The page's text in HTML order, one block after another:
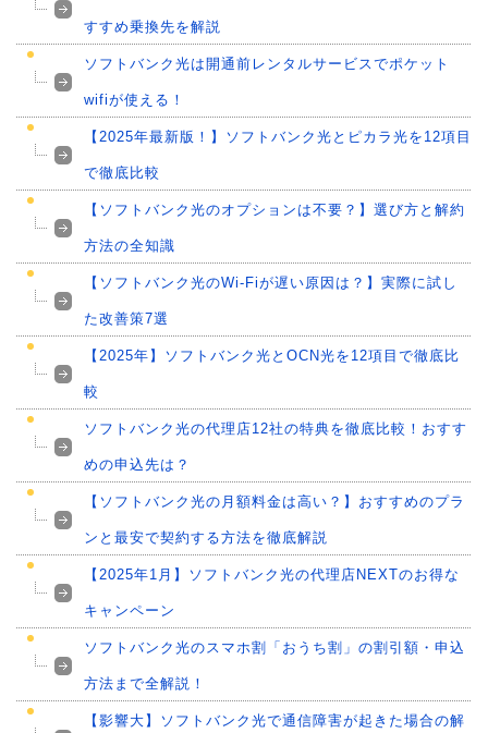
すすめ乗換先を解説
ソフトバンク光は開通前レンタルサービスでポケット
wifiが使える！
【2025年最新版！】ソフトバンク光とピカラ光を12項目
で徹底比較
【ソフトバンク光のオプションは不要？】選び方と解約
方法の全知識
【ソフトバンク光のWi-Fiが遅い原因は？】実際に試し
た改善策7選
【2025年】ソフトバンク光とOCN光を12項目で徹底比
較
ソフトバンク光の代理店12社の特典を徹底比較！おすす
めの申込先は？
【ソフトバンク光の月額料金は高い？】おすすめのプラ
ンと最安で契約する方法を徹底解説
【2025年1月】ソフトバンク光の代理店NEXTのお得な
キャンペーン
ソフトバンク光のスマホ割「おうち割」の割引額・申込
方法まで全解説！
【影響大】ソフトバンク光で通信障害が起きた場合の解